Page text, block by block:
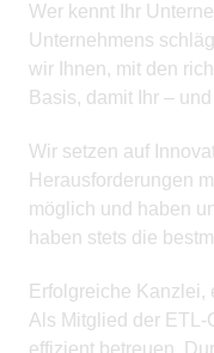
Wer kennt Ihr
Unternehmens
wir Ihnen, mit den
Basis, damit Ihr –
Wir setzen auf
Herausforderungen
möglich und haben
haben stets die
Erfolgreiche Kanzlei,
Als Mitglied der ETL-
effizient betreuen.